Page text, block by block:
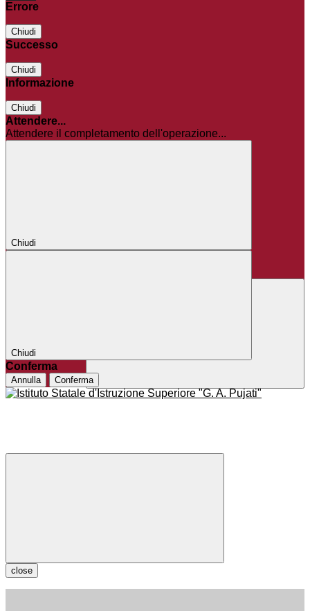
Errore
Chiudi
Successo
Chiudi
Informazione
Chiudi
Attendere...
Attendere il completamento dell'operazione...
Chiudi
Chiudi
Conferma
Annulla Conferma
close